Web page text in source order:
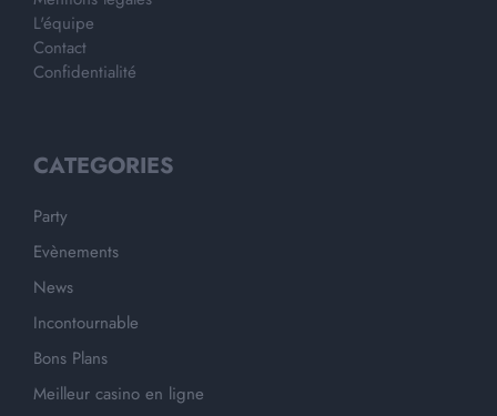
L'équipe
Contact
Confidentialité
CATEGORIES
Party
Evènements
News
Incontournable
Bons Plans
Meilleur casino en ligne